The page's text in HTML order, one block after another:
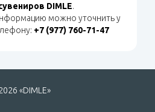
DIMLE.
можно уточнить у
+7 (977) 760-71-47
«DIMLE»